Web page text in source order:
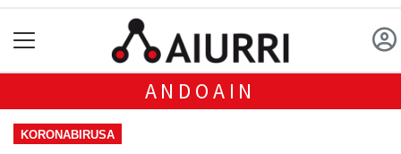
ANDOAIN
KORONABIRUSA